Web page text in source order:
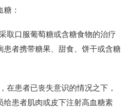
：
取口服葡萄糖或含糖食物的治疗
患者携带糖果、甜食、饼干或含糖
在患者已丧失意识的情况之下，
给患者肌肉或皮下注射高血糖素